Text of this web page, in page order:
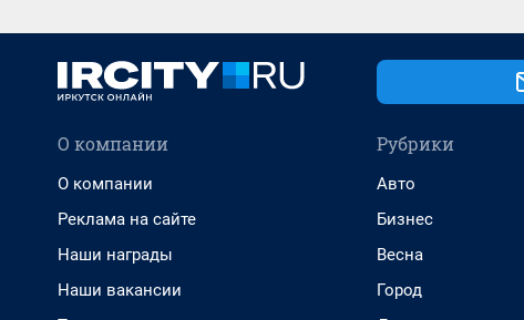
О компании
О компании
Реклама на сайте
Наши награды
Наши вакансии
Рубрики
Авто
Бизнес
Весна
Город